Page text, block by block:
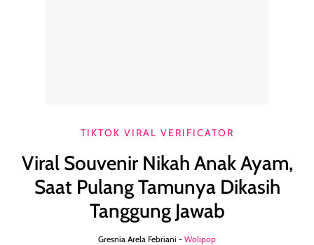
TIKTOK VIRAL VERIFICATOR
Viral Souvenir Nikah Anak Ayam,
Saat Pulang Tamunya Dikasih
Tanggung Jawab
Gresnia Arela Febriani - Wolipop